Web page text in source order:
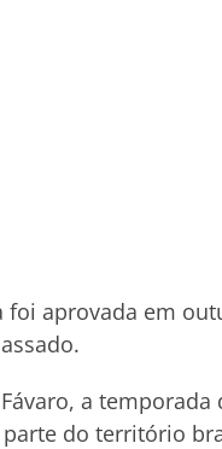
foi aprovada em
a
do território